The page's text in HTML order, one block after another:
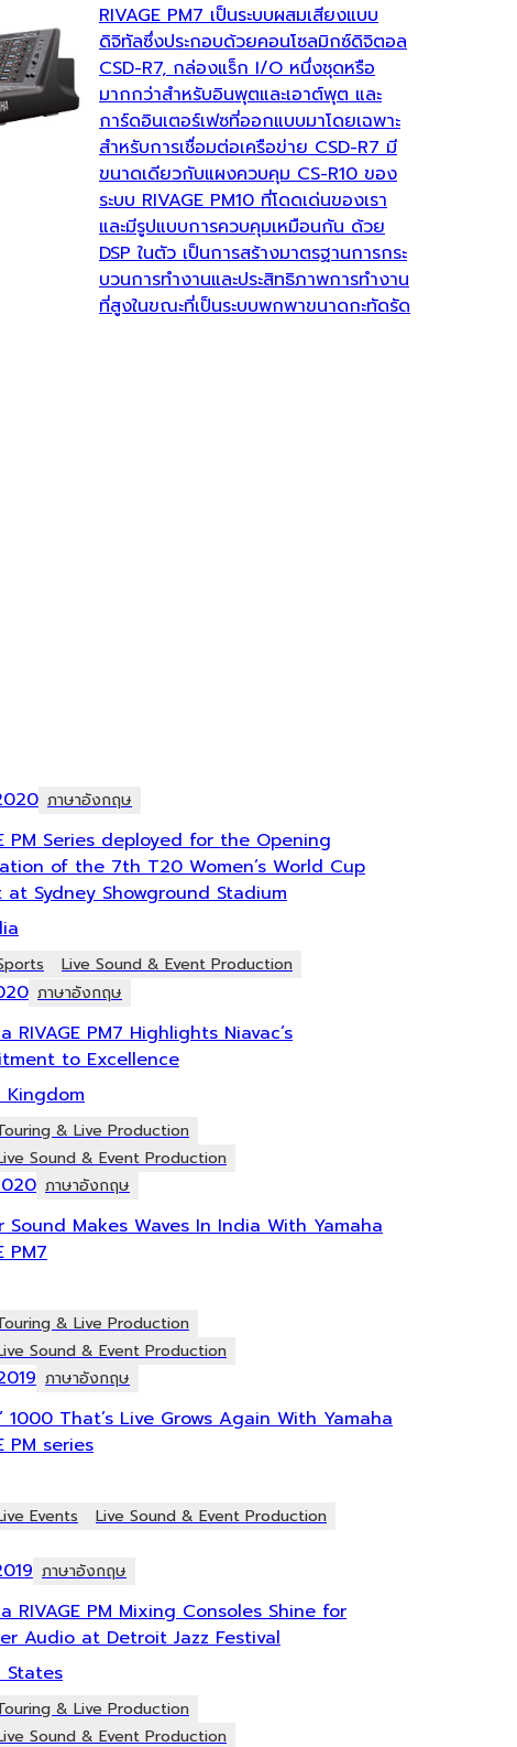
RIVAGE PM7 เป็นระบบผสมเสียงแบบ
ดิจิทัลซึ่งประกอบด้วยคอนโซลมิกซ์ดิจิตอล
CSD-R7, กล่องแร็ก I/O หนึ่งชุดหรือ
มากกว่าสำหรับอินพุตและเอาต์พุต และ
การ์ดอินเตอร์เฟซที่ออกแบบมาโดยเฉพาะ
สำหรับการเชื่อมต่อเครือข่าย CSD-R7 มี
ขนาดเดียวกับแผงควบคุม CS-R10 ของ
ระบบ RIVAGE PM10 ที่โดดเด่นของเรา
และมีรูปแบบการควบคุมเหมือนกัน ด้วย
DSP ในตัว เป็นการสร้างมาตรฐานการกระ
บวนการทำงานและประสิทธิภาพการทำงาน
ที่สูงในขณะที่เป็นระบบพกพาขนาดกะทัดรัด
ภาษาอังกฤษ
PM Series deployed for the Opening
of the 7th T20 Women’s World Cup
Sydney Showground Stadium
Live Sound & Event Production
ภาษาอังกฤษ
RIVAGE PM7 Highlights Niavac’s
to Excellence
Kingdom
& Live Production
Sound & Event Production
ภาษาอังกฤษ
Sound Makes Waves In India With Yamaha
PM7
& Live Production
Sound & Event Production
ภาษาอังกฤษ
1000 That’s Live Grows Again With Yamaha
PM series
Events Live Sound & Event Production
ภาษาอังกฤษ
RIVAGE PM Mixing Consoles Shine for
Audio at Detroit Jazz Festival
States
& Live Production
Sound & Event Production